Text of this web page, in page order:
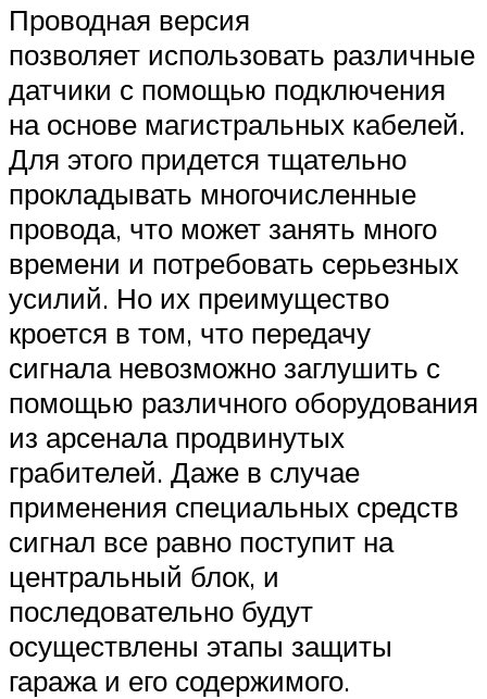
Проводная версия
позволяет использовать различные
датчики с помощью подключения
на основе магистральных кабелей.
Для этого придется тщательно
прокладывать многочисленные
провода, что может занять много
времени и потребовать серьезных
усилий. Но их преимущество
кроется в том, что передачу
сигнала невозможно заглушить с
помощью различного оборудования
из арсенала продвинутых
грабителей. Даже в случае
применения специальных средств
сигнал все равно поступит на
центральный блок, и
последовательно будут
осуществлены этапы защиты
гаража и его содержимого.